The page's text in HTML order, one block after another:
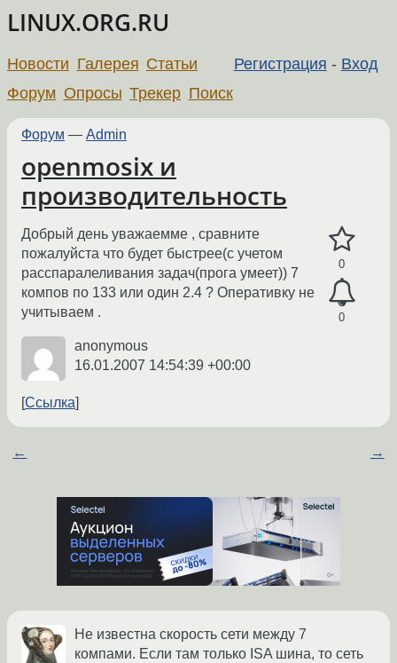
LINUX.ORG.RU
Регистрация - Вход
Новости Галерея Статьи
Форум Опросы Трекер Поиск
Форум — Admin
openmosix и
производительность
0
0
Добрый день уважаемме , сравните
пожалуйста что будет быстрее(с учетом
расспаралеливания задач(прога умеет)) 7
компов по 133 или один 2.4 ? Оперативку не
учитываем .
anonymous
16.01.2007 14:54:39 +00:00
Ссылка
← →
Не известна скорость сети между 7
компами. Если там только ISA шина, то сеть